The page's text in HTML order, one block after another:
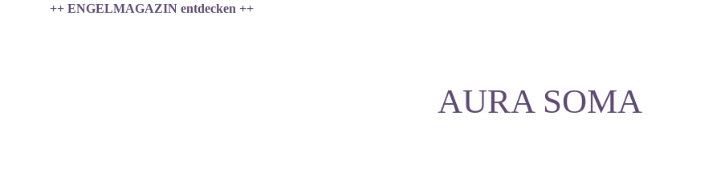
++ ENGELMAGAZIN entdecken ++
AURA SOMA